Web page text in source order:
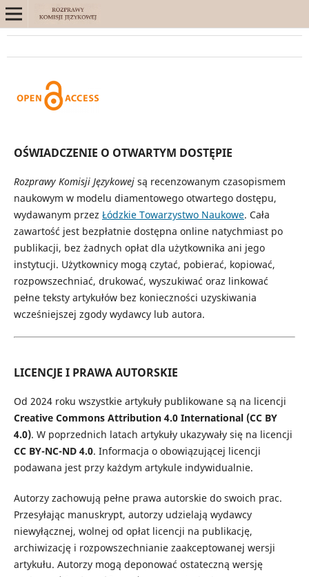
OŚWIADCZENIE O OTWARTYM DOSTĘPIE
Rozprawy Komisji Językowej są recenzowanym czasopismem
naukowym w modelu diamentowego otwartego dostępu,
wydawanym przez Łódzkie Towarzystwo Naukowe. Cała
zawartość jest bezpłatnie dostępna online natychmiast po
publikacji, bez żadnych opłat dla użytkownika ani jego
instytucji. Użytkownicy mogą czytać, pobierać, kopiować,
rozpowszechniać, drukować, wyszukiwać oraz linkować
pełne teksty artykułów bez konieczności uzyskiwania
wcześniejszej zgody wydawcy lub autora.
LICENCJE I PRAWA AUTORSKIE
Od 2024 roku wszystkie artykuły publikowane są na licencji
Creative Commons Attribution 4.0 International (CC BY
4.0). W poprzednich latach artykuły ukazywały się na licencji
CC BY-NC-ND 4.0. Informacja o obowiązującej licencji
podawana jest przy każdym artykule indywidualnie.
Autorzy zachowują pełne prawa autorskie do swoich prac.
Przesyłając manuskrypt, autorzy udzielają wydawcy
niewyłącznej, wolnej od opłat licencji na publikację,
archiwizację i rozpowszechnianie zaakceptowanej wersji
artykułu. Autorzy mogą deponować ostateczną wersję